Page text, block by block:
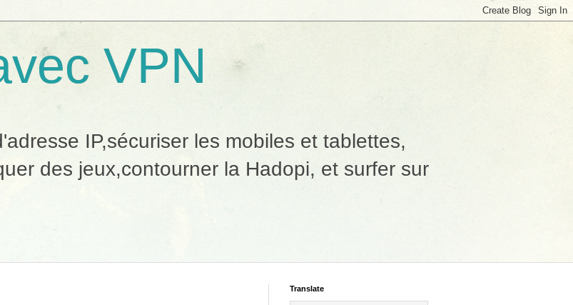
VPN
IP,sécuriser les mobiles et tablettes,
des jeux,contourner la Hadopi, et surfer sur
Translate